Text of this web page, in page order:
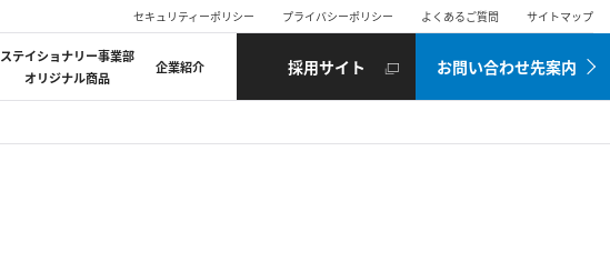
セキュリティーポリシー プライバシーポリシー よくあるご質問 サイトマップ
ステイショナリー事業部
オリジナル商品
企業紹介 採用サイト お問い合わせ先案内